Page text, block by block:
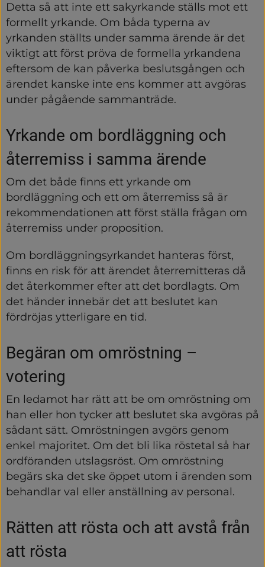
Detta så att inte ett sakyrkande ställs mot ett
formellt yrkande. Om båda typerna av
yrkanden ställts under samma ärende är det
viktigt att först pröva de formella yrkandena
eftersom de kan påverka beslutsgången och
ärendet kanske inte ens kommer att avgöras
under pågående sammanträde.
Yrkande om bordläggning och
återremiss i samma ärende
Om det både finns ett yrkande om
bordläggning och ett om återremiss så är
rekommendationen att först ställa frågan om
återremiss under proposition.
Om bordläggningsyrkandet hanteras först,
finns en risk för att ärendet återremitteras då
det återkommer efter att det bordlagts. Om
det händer innebär det att beslutet kan
fördröjas ytterligare en tid.
Begäran om omröstning –
votering
En ledamot har rätt att be om omröstning om
han eller hon tycker att beslutet ska avgöras på
sådant sätt. Omröstningen avgörs genom
enkel majoritet. Om det bli lika röstetal så har
ordföranden utslagsröst. Om omröstning
begärs ska det ske öppet utom i ärenden som
behandlar val eller anställning av personal.
Rätten att rösta och att avstå från
att rösta